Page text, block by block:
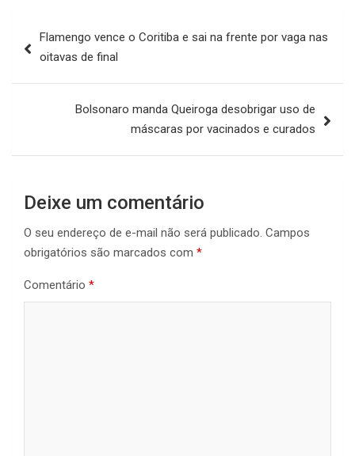
de
Flamengo vence o Coritiba e sai na frente por vaga nas
oitavas de final
Bolsonaro manda Queiroga desobrigar uso de
máscaras por vacinados e curados
Deixe um comentário
O seu endereço de e-mail não será publicado. Campos
obrigatórios são marcados com *
Comentário *